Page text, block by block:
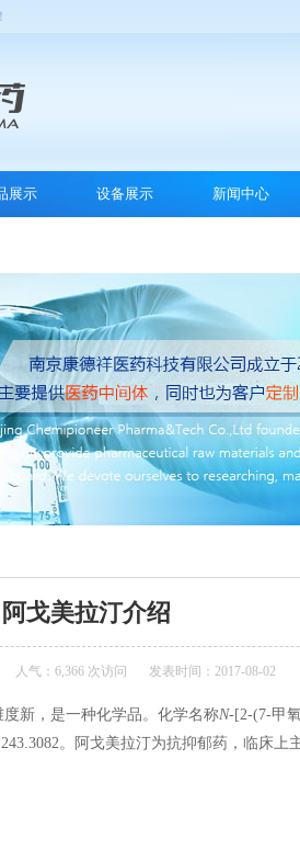
展示 设备展示 新闻中心
阿戈美拉汀介绍
人气：6,366 次访问 发表时间：2017-08-02
度新，是一种化学品。化学名称N-[2-(7-甲
243.3082。阿戈美拉汀为抗抑郁药，临床上